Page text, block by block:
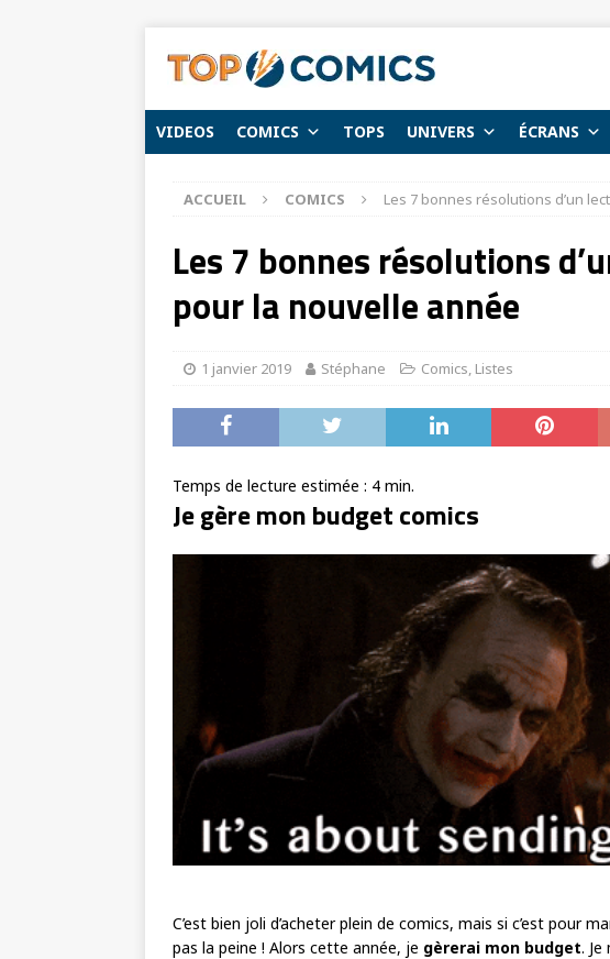
VIDEOS COMICS TOPS UNIVERS ÉCRANS
ACCUEIL COMICS Les 7 bonnes résolutions d’un
Les 7 bonnes résolutions
pour la nouvelle année
1 janvier 2019 Stéphane Comics, Listes
Temps de lecture estimée : 4 min.
Je gère mon budget comics
C’est bien joli d’acheter plein de comics, mais si c’est pour
pas la peine ! Alors cette année, je gèrerai mon budget. Je